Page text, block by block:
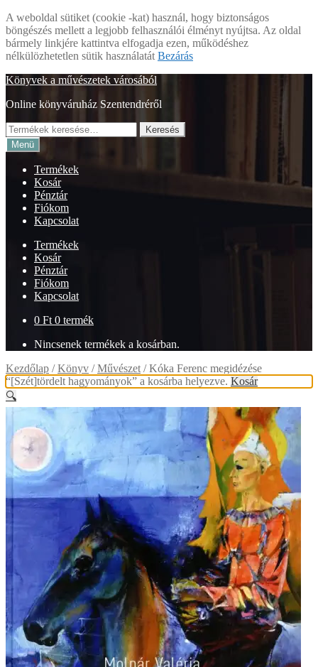
A weboldal sütiket (cookie -kat) használ, hogy biztonságos
böngészés mellett a legjobb felhasználói élményt nyújtsa. Az oldal
bármely linkjére kattintva elfogadja ezen, működéshez
nélkülözhetetlen sütik használatát Bezárás
Ugrás
navigációhoz
Kilépés
tartalomba
Könyvek a művészetek városából
Online könyváruház Szentendréről
Keresés
a
következőre:
Keresés
Menü
Termékek
Kosár
Pénztár
Fiókom
Kapcsolat
Termékek
Kosár
Pénztár
Fiókom
Kapcsolat
0 Ft 0 termék
Nincsenek termékek a kosárban.
Kezdőlap /Könyv /Művészet /Kóka Ferenc megidézése
“[Szét]tördelt hagyományok” a kosárba helyezve. Kosár
🔍